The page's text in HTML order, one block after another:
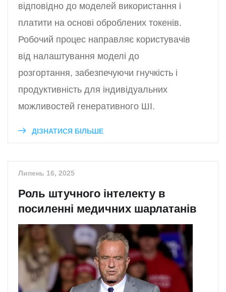
відповідно до моделей використання і
платити на основі оброблених токенів.
Робочий процес направляє користувачів
від налаштування моделі до
розгортання, забезпечуючи гнучкість і
продуктивність для індивідуальних
можливостей генеративного ШІ.
ДІЗНАТИСЯ БІЛЬШЕ
Липень 16, 2025
Роль штучного інтелекту в
посиленні медичних шарлатанів